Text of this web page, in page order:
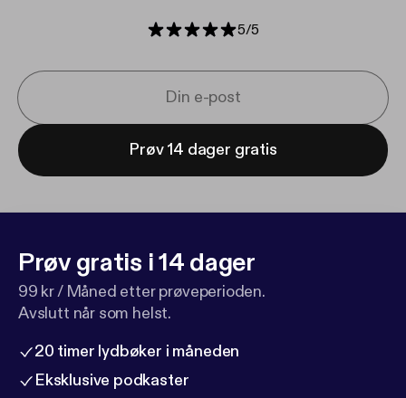
5/5
Prøv 14 dager gratis
Prøv gratis i 14 dager
99 kr / Måned etter prøveperioden.
Avslutt når som helst.
20 timer lydbøker i måneden
Eksklusive podkaster